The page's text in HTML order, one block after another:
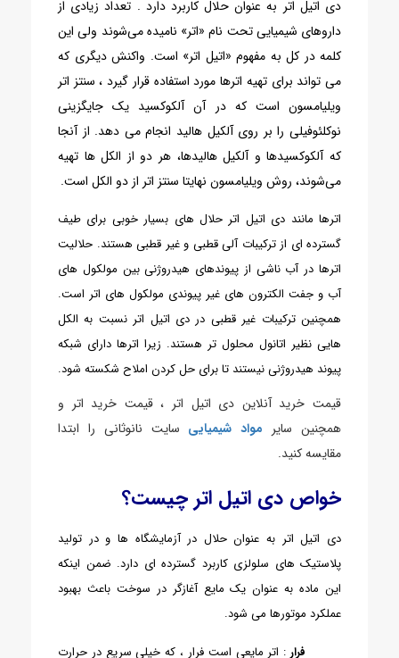
دی اتیل اتر به عنوان حلال کاربرد دارد . تعداد زیادی از
داروهای شیمیایی تحت نام «اتر» نامیده می‌شوند ولی این
کلمه در کل به مفهوم «اتیل اتر» است. واکنش دیگری که
می تواند برای تهیه اترها مورد استفاده قرار گیرد ، سنتز اتر
ویلیامسون است که در آن آلکوکسید یک جایگزینی
نوکلئوفیلی را بر روی آلکیل هالید انجام می دهد. از آنجا
که آلکوکسیدها و آلکیل هالیدها، هر دو از الکل ها تهیه
می‌شوند، روش ویلیامسون نهایتا سنتز اتر از دو الکل است.
اترها مانند دی اتیل اتر حلال های بسیار خوبی برای طیف
گسترده ای از ترکیبات آلی قطبی و غیر قطبی هستند. حلالیت
اترها در آب ناشی از پیوندهای هیدروژنی بین مولکول های
آب و جفت الکترون های غیر پیوندی مولکول های اتر است.
همچنین ترکیبات غیر قطبی در دی اتیل اتر نسبت به الکل
هایی نظیر اتانول محلول تر هستند. زیرا اترها دارای شبکه
پیوند هیدروژنی نیستند تا برای حل کردن املاح شکسته شود.
قیمت خرید آنلاین دی اتیل اتر ، قیمت خرید اتر و
همچنین سایر مواد شیمیایی سایت نانوثانی را ابتدا
مقایسه کنید.
خواص دی اتیل اتر چیست؟
دی اتیل اتر به عنوان حلال در آزمایشگاه ها و در تولید
پلاستیک های سلولزی کاربرد گسترده ای دارد. ضمن اینکه
این ماده به عنوان یک مایع آغازگر در سوخت باعث بهبود
عملکرد موتورها می شود.
فرار: اتر مایعی است فرار ، که خیلی سریع در حرارت